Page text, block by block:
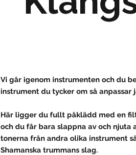
Vi går igenom instrumenten och du
instrument du tycker om så
Här ligger du fullt påklädd med en
och du får bara slappna av och njuta
tonerna från andra olika instrument
Shamanska trummans slag.